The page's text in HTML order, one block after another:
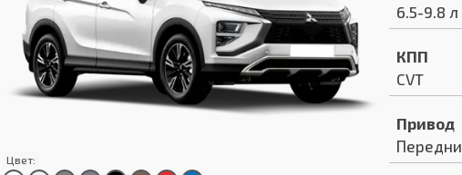
Цвет:
6.5-9.8 л
КПП
CVT
Привод